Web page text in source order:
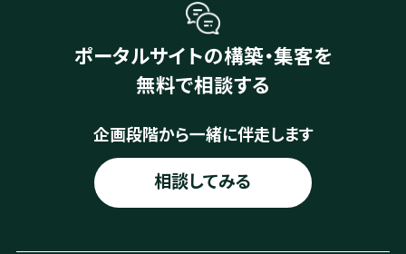
ポータルサイトの構築・集客を
無料で相談する
企画段階から一緒に伴走します
相談してみる